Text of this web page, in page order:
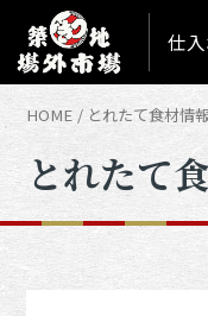
仕
HOME とれたて食材情
とれたて